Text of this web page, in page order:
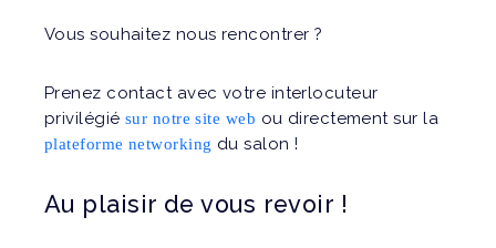
Vous souhaitez nous rencontrer ?
Prenez contact avec votre interlocuteur
privilégié sur notre site web ou directement sur la
plateforme networking du salon !
Au plaisir de vous revoir !